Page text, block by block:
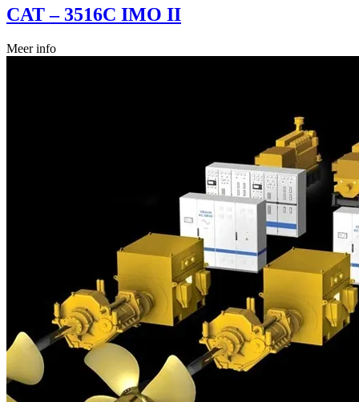
CAT – 3516C IMO II
Meer info